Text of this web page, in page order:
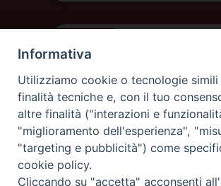
Informativa
Utilizziamo cookie o tecnologie simili
finalità tecniche e, con il tuo
altre finalità ("interazioni e
"miglioramento dell'esperienza",
"targeting e pubblicità") come
cookie policy.
Cliccando su "accetta" acconsenti